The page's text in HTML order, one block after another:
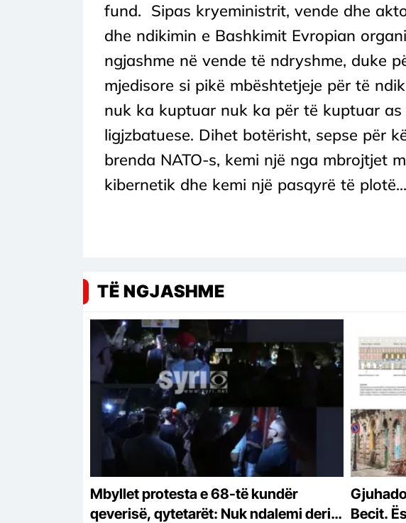
fund. Sipas kryeministrit, vende dhe
dhe ndikimin e Bashkimit Evropian
ngjashme në vende të ndryshme, duke
mjedisore si pikë mbështetjeje për të
nuk ka kuptuar nuk ka për të kuptuar as
ligjzbatuese. Dihet botërisht, sepse për
brenda NATO-s, kemi një nga mbrojtjet
kibernetik dhe kemi një pasqyrë të plotë...
TË NGJASHME
Mbyllet protesta e 68-të kundër
qeverisë, qytetarët: Nuk ndalemi deri
Becit.